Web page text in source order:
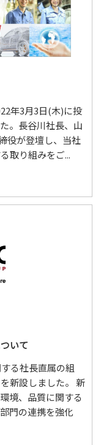
年3月3日(木)に投
。長谷川社長、山
役が登壇し、当社
取り組みをご...
いて
る社長直属の組
新設しました。 新
境、品質に関する
門の連携を強化